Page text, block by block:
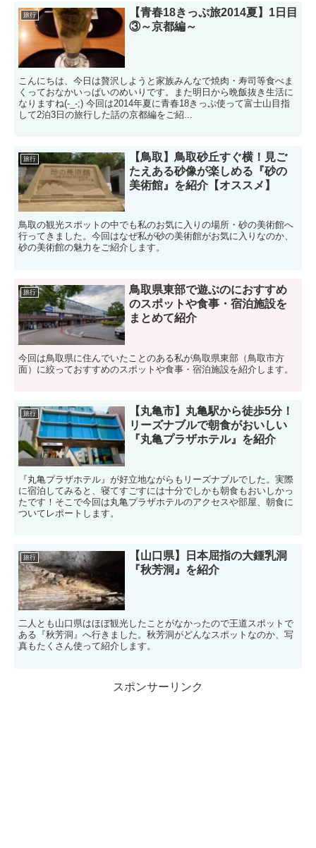
旅行
【青春18きっぷ旅2014夏】1日目
③～京都編～
こんにちは、今日は贅沢しようと家族みんなで焼肉・寿司等食べま
くっておなかいっぱいのめいりです。また明日から晩飯抜き生活に
なりますね(-_-;) 今回は2014年夏に青春18きっぷ使って富士山目指
して2泊3日の旅行した話の京都編をご紹...
旅行
【鳥取】鳥取砂丘すぐ横！見ご
たえある砂像が楽しめる『砂の
美術館』を紹介【オススメ】
鳥取の観光スポットの中でも私のお気に入りの場所・砂の美術館へ
行ってきました。今回はなぜ私が砂の美術館がお気に入りなのか、
砂の美術館の魅力をご紹介します。
旅行
鳥取県東部で遊ぶのにおすすめ
のスポットや食事・宿泊施設を
まとめて紹介
今回は鳥取県に住んでいたことのある私が鳥取県東部（鳥取市方
面）に絞っておすすめのスポットや食事・宿泊施設を紹介します。
旅行
【丸亀市】丸亀駅から徒歩5分！
リーズナブルで朝食がおいしい
『丸亀プラザホテル』を紹介
『丸亀プラザホテル』が好立地ながらもリーズナブルでした。実際
に宿泊してみると、寝てすごすには十分でしかも朝食もおいしかっ
たです！そこで今回は丸亀プラザホテルのアクセスや部屋、朝食に
ついてレポートします。
旅行
【山口県】日本屈指の大鍾乳洞
『秋芳洞』を紹介
二人とも山口県はほぼ観光したことがなかったので王道スポットで
ある『秋芳洞』へ行きました。秋芳洞がどんなスポットなのか、写
真もたくさん使って紹介します。
スポンサーリンク